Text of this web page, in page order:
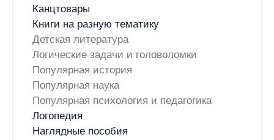
Канцтовары
Книги на разную тематику
Детская литература
Логические задачи и головоломки
Популярная история
Популярная наука
Популярная психология и педагогика
Логопедия
Наглядные пособия